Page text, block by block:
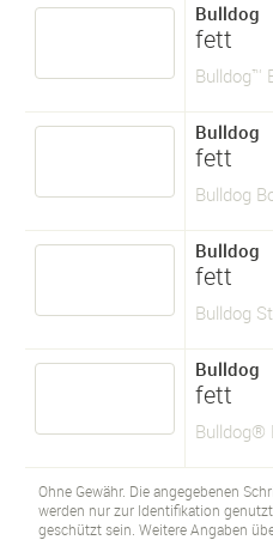
Bulldog
fett
Bulldog™
Bulldog
fett
Bulldog
Bulldog
fett
Bulldog
Bulldog
fett
Bulldog®
Ohne Gewähr. Die angegebenen
werden nur zur Identifikation
geschützt sein. Weitere Angaben